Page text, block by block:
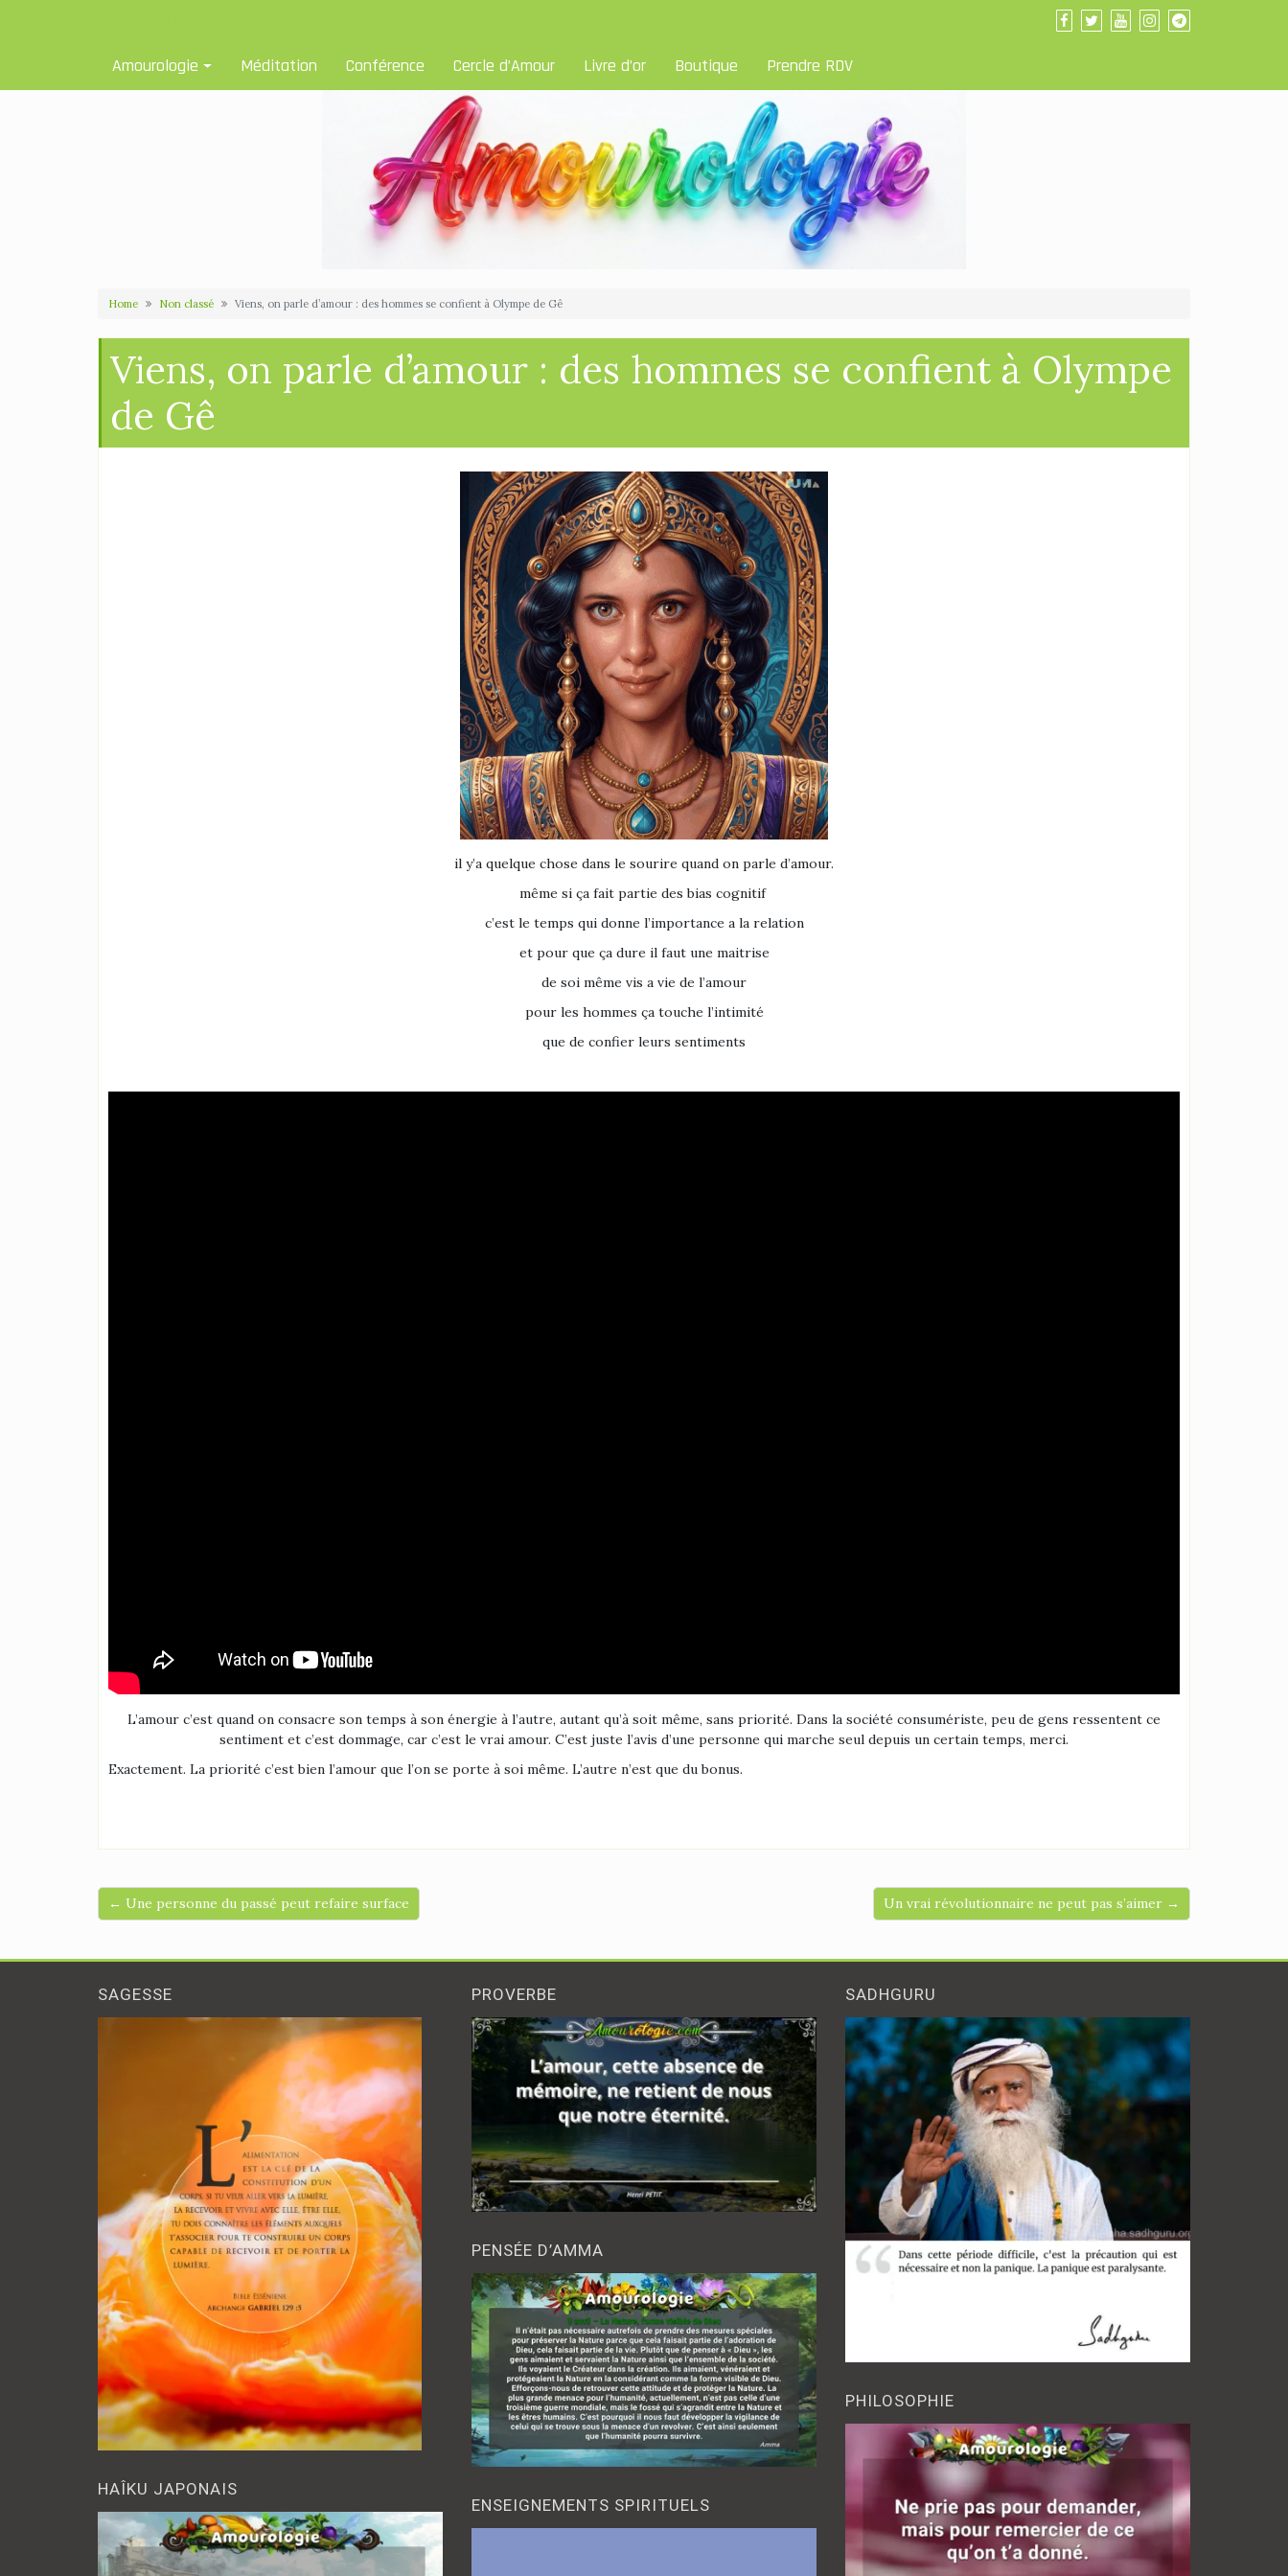
Amourologie Méditation Conférence Cercle d’Amour Livre d’or Boutique Prendre RDV
Home Non classé Viens, on parle d’amour : des hommes se confient à Olympe de Gê
Viens, on parle d’amour : des hommes se confient à Olympe
de Gê
il y’a quelque chose dans le sourire quand on parle d’amour.
même si ça fait partie des bias cognitif
c’est le temps qui donne l’importance a la relation
et pour que ça dure il faut une maitrise
de soi même vis a vie de l’amour
pour les hommes ça touche l’intimité
que de confier leurs sentiments
L’amour c’est quand on consacre son temps à son énergie à l’autre, autant qu’à soit même, sans priorité. Dans la société consumériste, peu de gens ressentent ce
sentiment et c’est dommage, car c’est le vrai amour. C’est juste l’avis d’une personne qui marche seul depuis un certain temps, merci.
Exactement. La priorité c’est bien l’amour que l’on se porte à soi même. L’autre n’est que du bonus.
← Une personne du passé peut refaire surface Un vrai révolutionnaire ne peut pas s’aimer →
SAGESSE
HAÎKU JAPONAIS
PROVERBE
PENSÉE D’AMMA
ENSEIGNEMENTS SPIRITUELS
SADHGURU
PHILOSOPHIE